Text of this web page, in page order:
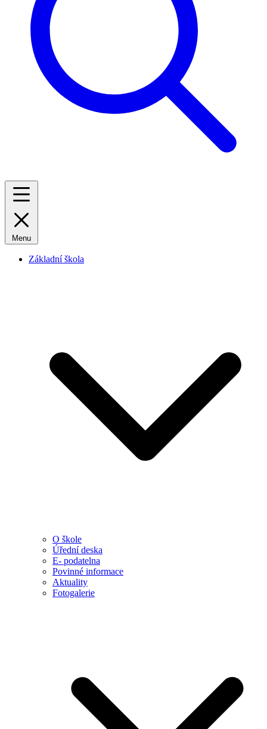
Menu
Základní škola
O škole
Úřední deska
E- podatelna
Povinné informace
Aktuality
Fotogalerie